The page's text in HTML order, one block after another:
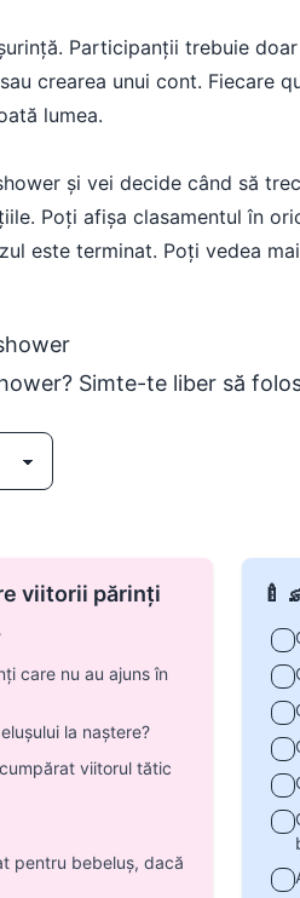
Participanții trebuie
crearea unui cont. Fiecare
lumea.
și vei decide când să
Poți afișa clasamentul în
este terminat. Poți vedea
Simte-te liber să
viitorii părinți
care nu au ajuns în
la naștere?
viitorul tătic
pentru bebeluș, dacă
🍼